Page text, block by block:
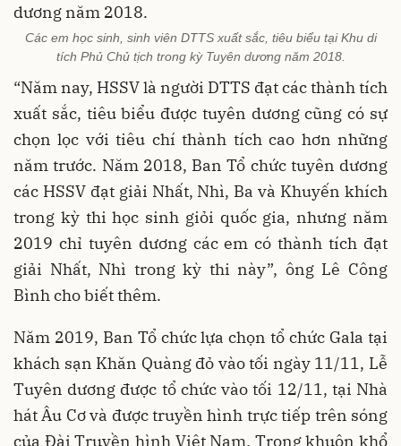
Các em học sinh, sinh viên DTTS xuất sắc, tiêu biểu tại Khu di
tích Phủ Chủ tịch trong kỳ Tuyên dương năm 2018.
“Năm nay, HSSV là người DTTS đạt các thành tích
xuất sắc, tiêu biểu được tuyên dương cũng có sự
chọn lọc với tiêu chí thành tích cao hơn những
năm trước. Năm 2018, Ban Tổ chức tuyên dương
các HSSV đạt giải Nhất, Nhì, Ba và Khuyến khích
trong kỳ thi học sinh giỏi quốc gia, nhưng năm
2019 chỉ tuyên dương các em có thành tích đạt
giải Nhất, Nhì trong kỳ thi này”, ông Lê Công
Bình cho biết thêm.
Năm 2019, Ban Tổ chức lựa chọn tổ chức Gala tại
khách sạn Khăn Quàng đỏ vào tối ngày 11/11, Lễ
Tuyên dương được tổ chức vào tối 12/11, tại Nhà
hát Âu Cơ và được truyền hình trực tiếp trên sóng
của Đài Truyền hình Việt Nam. Trong khuôn khổ